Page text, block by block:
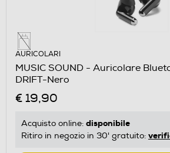
AURICOLARI
MUSIC SOUND - Auricolare
DRIFT-Nero
€ 19,90
Acquisto online: disponibile
Ritiro in negozio in 30' gratuito: